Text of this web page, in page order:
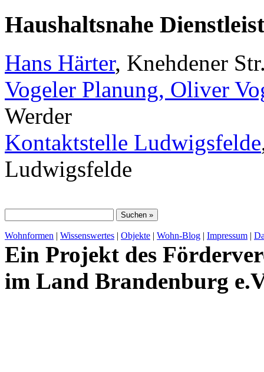
Haushaltsnahe
Hans Härter, Knehdener
Vogeler Planung, Oliver
Werder
Kontaktstelle Ludwigsfelde
Ludwigsfelde
Wohnformen | Wissenswertes | Objekte | Wohn-Blog | Impressum |
Ein Projekt des
im Land Brandenburg